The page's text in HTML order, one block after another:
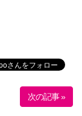
次の記事 »